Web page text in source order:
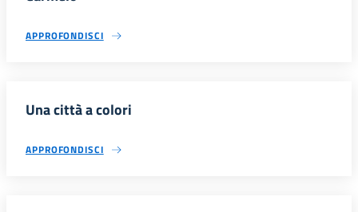
APPROFONDISCI
Una città a colori
APPROFONDISCI